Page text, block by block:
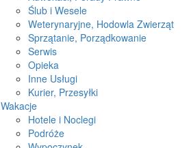
Ślub i Wesele
Weterynaryjne, Hodowla Zwierząt
Sprzątanie, Porządkowanie
Serwis
Opieka
Inne Usługi
Kurier, Przesyłki
Wakacje
Hotele i Noclegi
Podróże